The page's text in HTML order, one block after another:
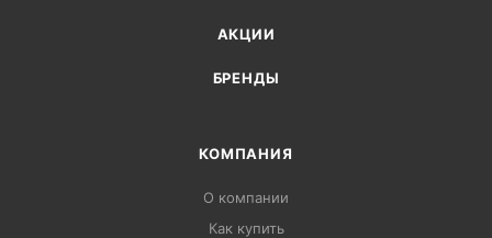
АКЦИИ
БРЕНДЫ
КОМПАНИЯ
О компании
Как купить